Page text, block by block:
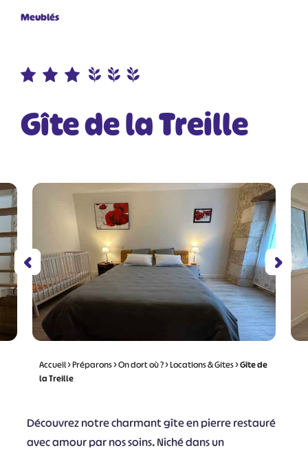
Meublés
Gîte de la Treille
Accueil>Préparons>On dort où ?>Locations & Gites>Gîte de
la Treille
Découvrez notre charmant gîte en pierre restauré
avec amour par nos soins. Niché dans un